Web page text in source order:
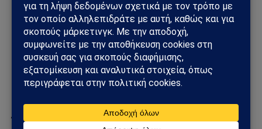
19 Ιουνίου– Βρετανός Ύπατος Αρμοστής Στίβεν
΄Ολβερ : «Ο Ρ. Ντενκτάς πάντα είχε βλέψεις για μια
ανεξάρτητη αυτόνομη διοίκηση και δούλεψε σκληρά τα
τελευταία έξι χρόνια για να το κατορθώσει».
4 Ιουλίου– Ο Ντενκτάς διαβεβαίωσε τον βρετανό
Ύπατο Αρμοστή ότι «οι δύο συνταγματολόγοι είχαν